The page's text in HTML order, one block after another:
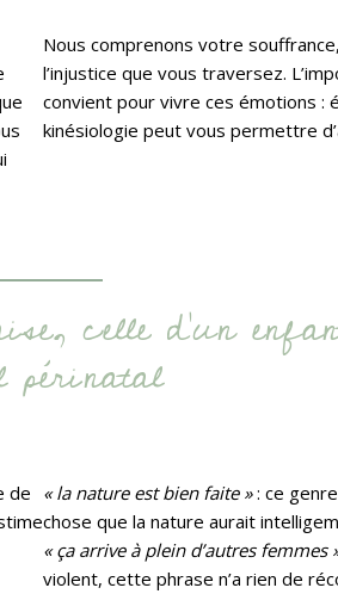
Nous comprenons votre
l’injustice que vous traversez.
convient pour vivre ces émotions :
kinésiologie peut vous permettre
celle d’un
périnatal
de « la nature est bien faite »: ce
chose que la nature aurait
« ça arrive à plein d’autres femmes
violent, cette phrase n’a rien de